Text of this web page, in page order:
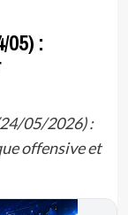
05) :
05/2026) :
offensive et